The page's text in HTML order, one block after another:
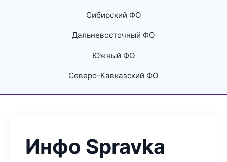
Сибирский ФО
Дальневосточный ФО
Южный ФО
Северо-Кавказский ФО
Инфо Spravka